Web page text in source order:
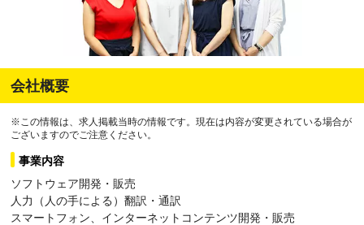
会社概要
※この情報は、求人掲載当時の情報です。現在は内容が変更されている場合が
ございますのでご注意ください。
事業内容
ソフトウェア開発・販売
人力（人の手による）翻訳・通訳
スマートフォン、インターネットコンテンツ開発・販売